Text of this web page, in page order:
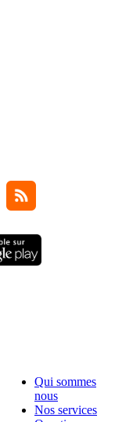
Qui sommes
nous
Nos services